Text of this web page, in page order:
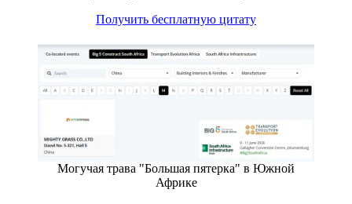
Получить бесплатную цитату
Могучая трава "Большая пятерка" в Южной
Африке